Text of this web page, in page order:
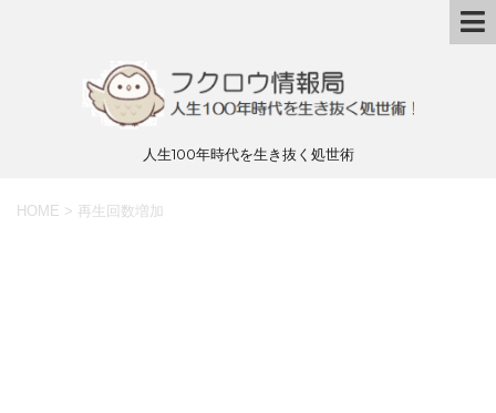
人生100年時代を生き抜く処世術
HOME > 再生回数増加